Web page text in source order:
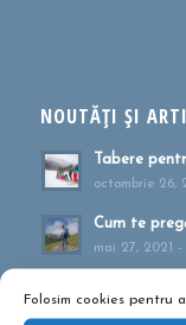
Folosim cookies pentru
NOUTĂȚI ȘI
Tabere
octombrie 26,
Cum te
mai 27, 2021 -
aprilie 20,